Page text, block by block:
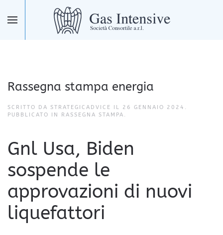
Skip to main content
Rassegna stampa energia
SCRITTO DA STRATEGICADVICE IL 26 GENNAIO 2024 .
PUBBLICATO IN RASSEGNA STAMPA .
Gnl Usa, Biden
sospende le
approvazioni di nuovi
liquefattori